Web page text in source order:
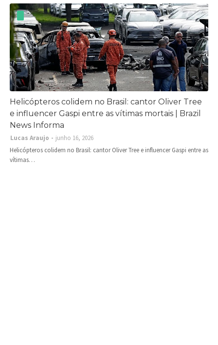
Helicópteros colidem no Brasil: cantor Oliver Tree
e influencer Gaspi entre as vítimas mortais | Brazil
News Informa
Lucas Araujo
junho 16, 2026
Helicópteros colidem no Brasil: cantor Oliver Tree e influencer Gaspi entre as
vítimas…